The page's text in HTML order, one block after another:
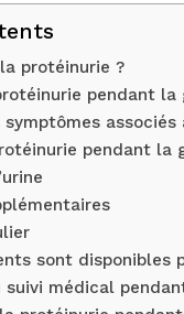
protéinurie ?
pendant la
pendant la
sont disponibles
suivi médical